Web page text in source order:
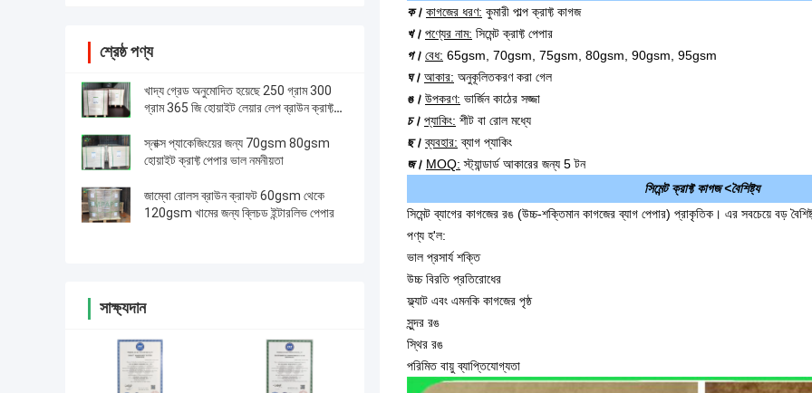
শ্রেষ্ঠ পণ্য
খাদ্য গ্রেড অনুমোদিত হয়েছে 250 গ্রাম 300
গ্রাম 365 জি হোয়াইট লেয়ার লেপ ব্রাউন ক্রাফ্ট
স্নাক্স প্যাকেজিংয়ের জন্য 70gsm 80gsm
হোয়াইট ক্রাফ্ট পেপার ভাল নমনীয়তা
জাম্বো রোলস ব্রাউন ক্রাফট 60gsm থেকে
120gsm খামের জন্য ব্লিচড ইন্টারলিভ পেপার
সাক্ষ্যদান
ক। কাগজের ধরণ: কুমারী পাল্প ক্রাফ্ট কাগজ
খ। পণ্যের নাম: সিমেন্ট ক্রাফ্ট পেপার
গ। বেধ: 65gsm, 70gsm, 75gsm, 80gsm, 90gsm, 95gsm
ঘ। আকার: অনুকূলিতকরণ করা গেল
ঙ। উপকরণ: ভার্জিন কাঠের সজ্জা
চ। প্যাকিং: শীট বা রোল মধ্যে
ছ। ব্যবহার: ব্যাগ প্যাকিং
জ। MOQ: স্ট্যান্ডার্ড আকারের জন্য 5 টন
সিমেন্ট ক্রাফ্ট কাগজ <বৈশিষ্ট্য
সিমেন্ট ব্যাগের কাগজের রঙ (উচ্চ-শক্তিমান কাগজের ব্যাগ পেপার) প্রাকৃতিক। এর সবচেয়ে বড়
পণ্য হ'ল:
ভাল প্রসার্য শক্তি
উচ্চ বিরতি প্রতিরোধের
ফ্ল্যাট এবং এমনকি কাগজের পৃষ্ঠ
সুন্দর রঙ
স্থির রঙ
পরিমিত বায়ু ব্যাপ্তিযোগ্যতা